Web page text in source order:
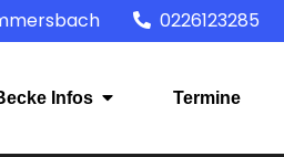
0226123285
Infos Termine